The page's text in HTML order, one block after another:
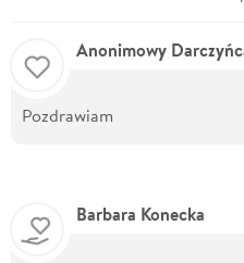
Anonimowy
Pozdrawiam
Barbara Konecka